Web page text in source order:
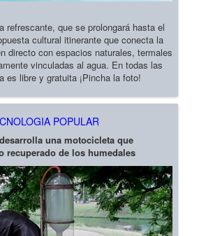
que se prolongará hasta el
cultural itinerante que conecta la
directo con espacios naturales, termales
vinculadas al agua. En todas las
es libre y gratuita ¡Pincha la foto!
POPULAR
una motocicleta que
recuperado de los humedales